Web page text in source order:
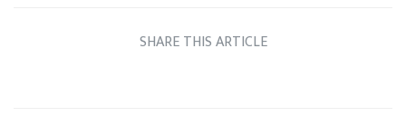
SHARE THIS ARTICLE